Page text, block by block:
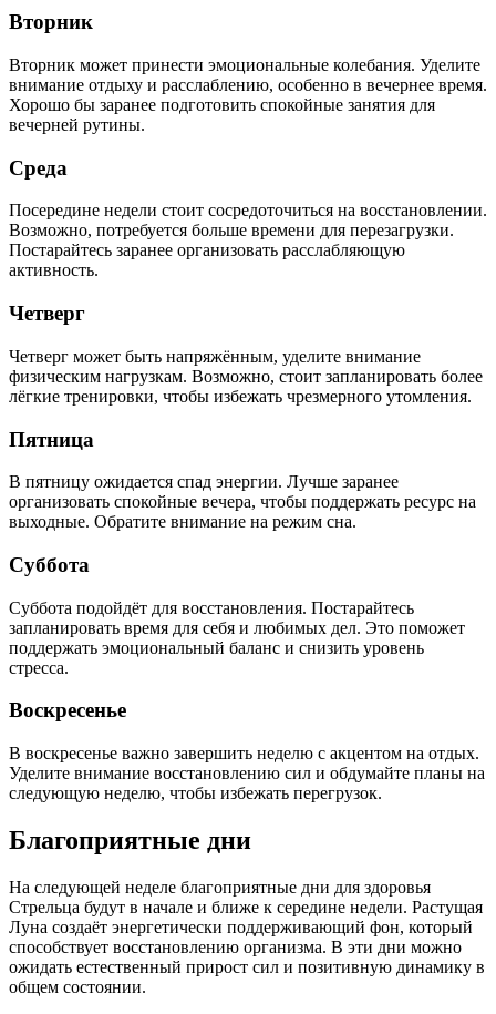
Вторник
Вторник может принести эмоциональные колебания. Уделите
внимание отдыху и расслаблению, особенно в вечернее время.
Хорошо бы заранее подготовить спокойные занятия для
вечерней рутины.
Среда
Посередине недели стоит сосредоточиться на восстановлении.
Возможно, потребуется больше времени для перезагрузки.
Постарайтесь заранее организовать расслабляющую
активность.
Четверг
Четверг может быть напряжённым, уделите внимание
физическим нагрузкам. Возможно, стоит запланировать более
лёгкие тренировки, чтобы избежать чрезмерного утомления.
Пятница
В пятницу ожидается спад энергии. Лучше заранее
организовать спокойные вечера, чтобы поддержать ресурс на
выходные. Обратите внимание на режим сна.
Суббота
Суббота подойдёт для восстановления. Постарайтесь
запланировать время для себя и любимых дел. Это поможет
поддержать эмоциональный баланс и снизить уровень
стресса.
Воскресенье
В воскресенье важно завершить неделю с акцентом на отдых.
Уделите внимание восстановлению сил и обдумайте планы на
следующую неделю, чтобы избежать перегрузок.
Благоприятные дни
На следующей неделе благоприятные дни для здоровья
Стрельца будут в начале и ближе к середине недели. Растущая
Луна создаёт энергетически поддерживающий фон, который
способствует восстановлению организма. В эти дни можно
ожидать естественный прирост сил и позитивную динамику в
общем состоянии.